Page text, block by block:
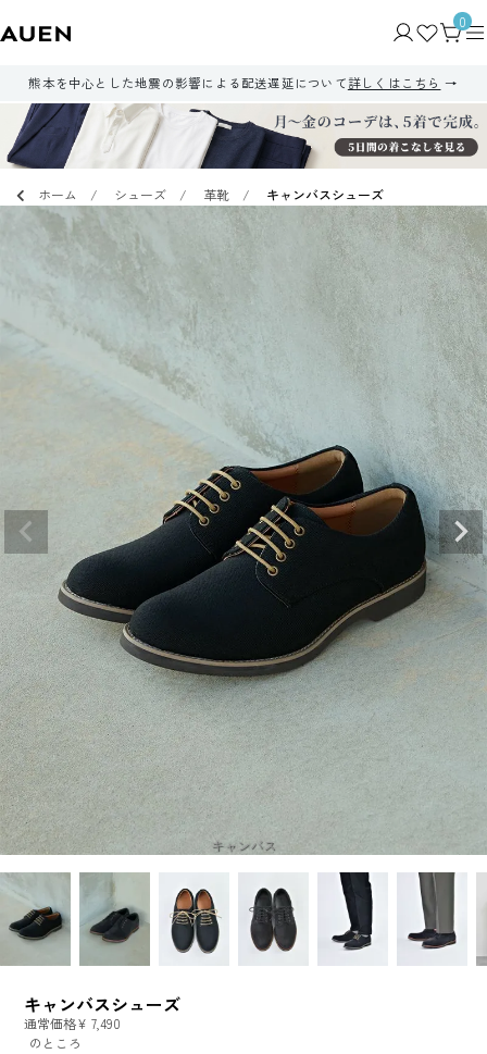
0
熊本を中心とした地震の影響による配送遅延について詳しくはこちら
ホーム シューズ 革靴 キャンバスシューズ
キャンバス
キャンバスシューズ
通常価格¥ 7,490
のところ